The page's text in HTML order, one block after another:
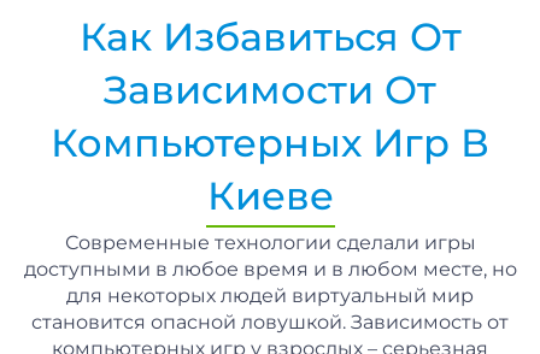
Как Избавиться От
Зависимости От
Компьютерных Игр В
Киеве
Современные технологии сделали игры
доступными в любое время и в любом месте, но
для некоторых людей виртуальный мир
становится опасной ловушкой. Зависимость от
компьютерных игр у взрослых – серьезная